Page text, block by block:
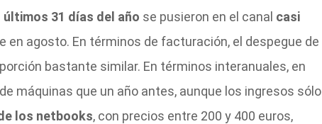
últimos 31 días del año se pusieron en el canal casi
en agosto. En términos de facturación, el despegue de
bastante similar. En términos interanuales, en
máquinas que un año antes, aunque los ingresos sólo
los netbooks, con precios entre 200 y 400 euros,